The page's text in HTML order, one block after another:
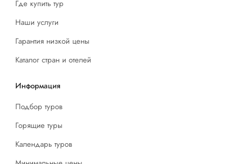
Где купить тур
Наши услуги
Гарантия низкой цены
Каталог стран и отелей
Информация
Подбор туров
Горящие туры
Календарь туров